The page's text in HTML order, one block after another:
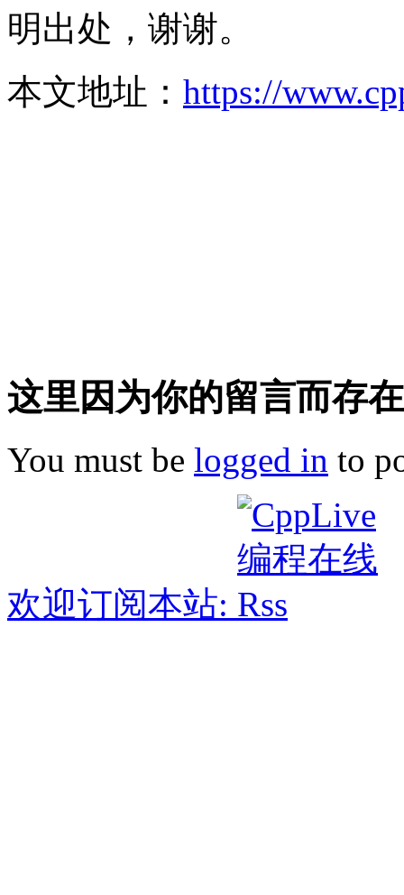
明出处，谢谢。
本文地址： https://
这里因为你的留言而存
You must be logged in to
欢迎订阅本站: